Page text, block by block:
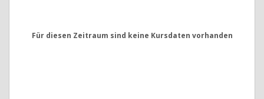
Für diesen Zeitraum sind keine Kursdaten vorhanden